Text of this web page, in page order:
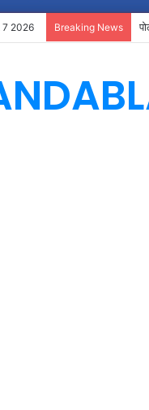
7 2026 Breaking News